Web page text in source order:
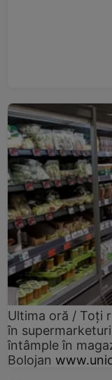
Ultima oră / Toți
în
întâmple în
Bolojan